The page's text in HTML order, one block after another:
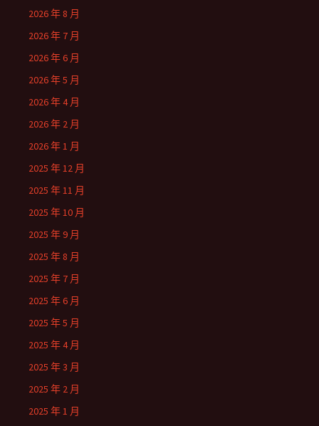
2026 年 8 月
2026 年 7 月
2026 年 6 月
2026 年 5 月
2026 年 4 月
2026 年 2 月
2026 年 1 月
2025 年 12 月
2025 年 11 月
2025 年 10 月
2025 年 9 月
2025 年 8 月
2025 年 7 月
2025 年 6 月
2025 年 5 月
2025 年 4 月
2025 年 3 月
2025 年 2 月
2025 年 1 月